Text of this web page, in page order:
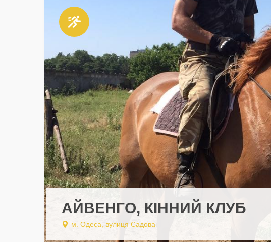
АЙВЕНГО, КІННИЙ КЛУБ
м. Одеса, вулиця Садова